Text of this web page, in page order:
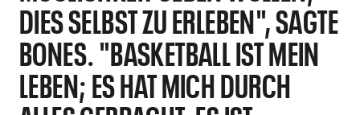
DIES SELBST ZU ERLEBEN", SAGTE
BONES. "BASKETBALL IST MEIN
LEBEN; ES HAT MICH DURCH